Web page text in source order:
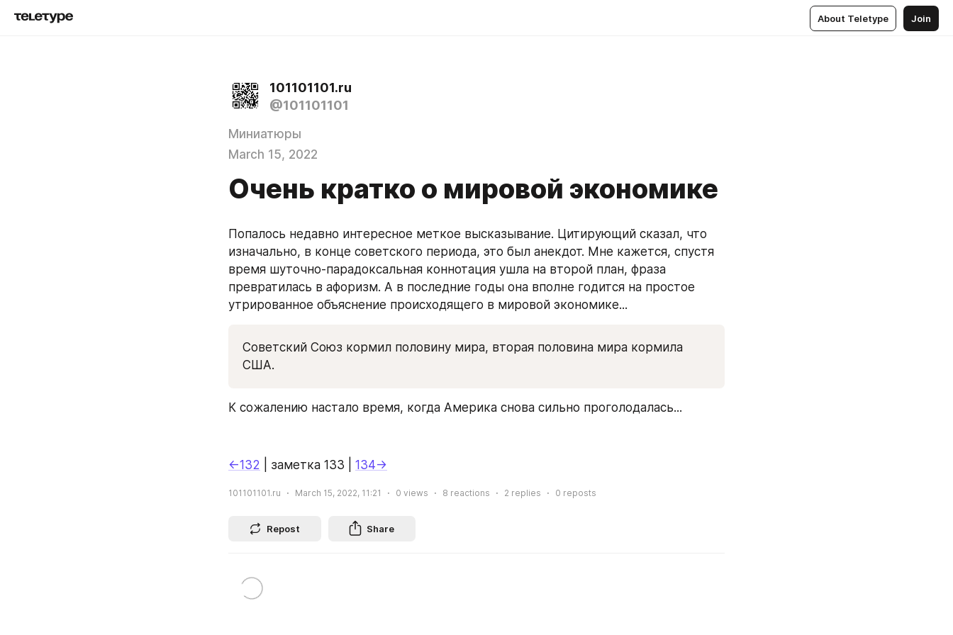
About Teletype Join
101101101.ru
@101101101
Миниатюры
March 15, 2022
Очень кратко о мировой экономике
Попалось недавно интересное меткое высказывание. Цитирующий сказал, что
изначально, в конце советского периода, это был анекдот. Мне кажется, спустя
время шуточно-парадоксальная коннотация ушла на второй план, фраза
превратилась в афоризм. А в последние годы она вполне годится на простое
утрированное объяснение происходящего в мировой экономике...
Советский Союз кормил половину мира, вторая половина мира кормила
США.
К сожалению настало время, когда Америка снова сильно проголодалась...
←132 | заметка 133 | 134→
101101101.ru March 15, 2022, 11:21 0 views 8 reactions 2 replies 0 reposts
Repost Share